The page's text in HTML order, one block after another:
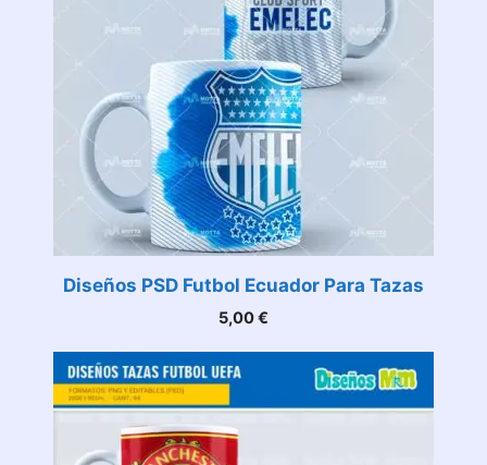
Diseños PSD Futbol Ecuador Para Tazas
5,00€